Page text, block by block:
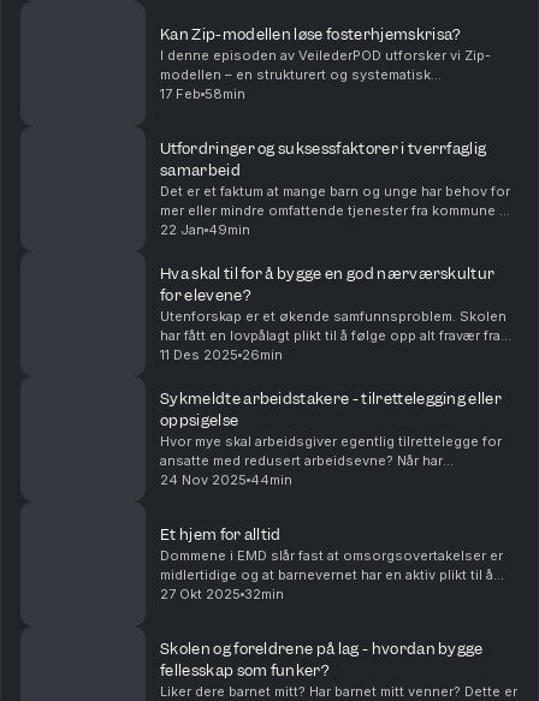
Kan Zip-modellen løse fosterhjemskrisa?
I denne episoden av VeilederPOD utforsker vi Zip-
modellen – en strukturert og systematisk
samarbeidsmodell mellom kommuner og Bufetat som
17 Feb 58min
Utfordringer og suksessfaktorer i tverrfaglig
samarbeid
Det er et faktum at mange barn og unge har behov for
mer eller mindre omfattende tjenester fra kommune og
hjelpeapparat. Det overordnede spørsmålet er:
22 Jan 49min
Hva skal til for å bygge en god nærværskultur
for elevene?
Utenforskap er et økende samfunnsproblem. Skolen
har fått en lovpålagt plikt til å følge opp alt fravær fra
første fraværsdag - før det blir bekymringsfullt. Og det
11 Des 2025 26min
Sykmeldte arbeidstakere - tilrettelegging eller
oppsigelse
Hvor mye skal arbeidsgiver egentlig tilrettelegge for
ansatte med redusert arbeidsevne? Når har
arbeidsgiver gjort nok? Og hvor mye må arbeidstaker
24 Nov 2025 44min
Et hjem for alltid
Dommene i EMD slår fast at omsorgsovertakelser er
midlertidige og at barnevernet har en aktiv plikt til å
arbeide for at barn og foreldre kan gjenforenes. En
27 Okt 2025 32min
Skolen og foreldrene på lag - hvordan bygge
fellesskap som funker?
Liker dere barnet mitt? Har barnet mitt venner? Dette er